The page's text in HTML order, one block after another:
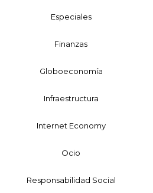
Especiales
Finanzas
Globoeconomía
Infraestructura
Internet Economy
Ocio
Responsabilidad Social